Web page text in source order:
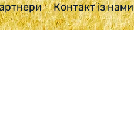
Контакт із нами